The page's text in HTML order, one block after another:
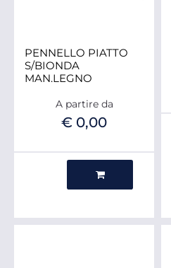
PENNELLO PIATTO
S/BIONDA
MAN.LEGNO
A partire da
€ 0,00